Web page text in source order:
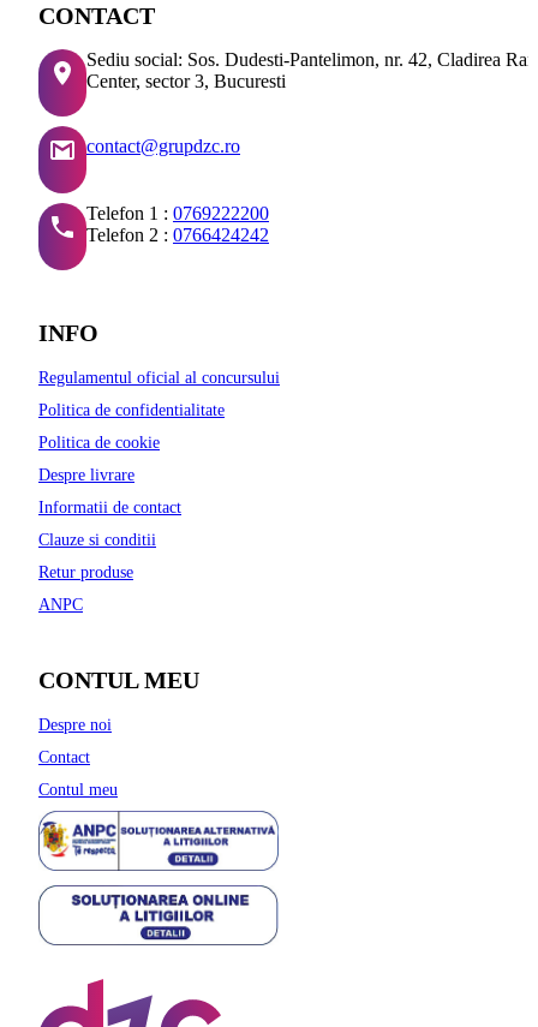
CONTACT
Sediu social: Sos. Dudesti-Pantelimon, nr. 42, Cladirea
Center, sector 3, Bucuresti
contact@grupdzc.ro
Telefon 1 : 0769222200
Telefon 2 : 0766424242
INFO
Regulamentul oficial al concursului
Politica de confidentialitate
Politica de cookie
Despre livrare
Informatii de contact
Clauze si conditii
Retur produse
ANPC
CONTUL MEU
Despre noi
Contact
Contul meu